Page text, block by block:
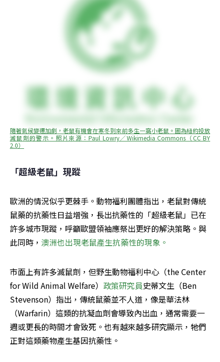
隨著氣候變遷加劇，老鼠有機會在寒冬到來前多生一窩小老鼠。圖為紐約投放
滅鼠劑的警示。照片來源：Paul Lowry／Wikimedia Commons（CC BY
2.0）
「超級老鼠」現蹤
歐洲的情況似乎更棘手。動物福利團體指出，老鼠對傳統
鼠藥的抗藥性日益增強，長出抗藥性的「超級老鼠」已在
許多城市現蹤，呼籲歐盟領袖應祭出更好的解決策略。與
此同時， 澳洲也出現老鼠產生抗藥性的現象。
市面上有許多滅鼠劑，但野生動物福利中心（the Center
for Wild Animal Welfare） 政策研究員史蒂文生（Ben
Stevenson）指出，傳統鼠藥並不人道，像是華法林
（Warfarin）這類的抗凝血劑會導致內出血，通常需要一
週或更長的時間才會致死。也有越來越多研究顯示，牠們
正對這類藥物產生基因抗藥性。